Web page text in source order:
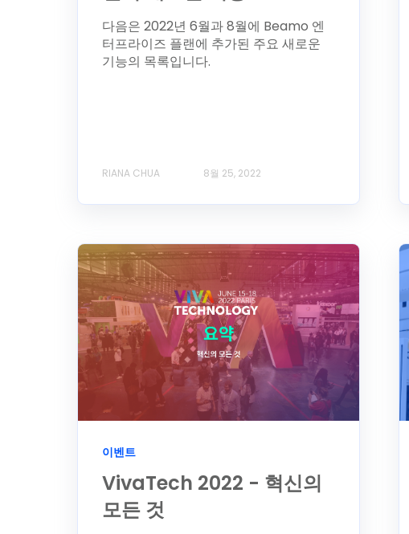
다음은 2022년 6월과 8월에 Beamo 엔
터프라이즈 플랜에 추가된 주요 새로운
기능의 목록입니다.
RIANA CHUA 8월 25, 2022
이벤트
VivaTech 2022 - 혁신의
모든 것